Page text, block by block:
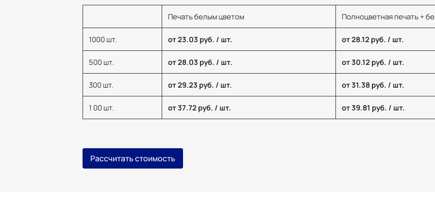
Печать белым цветом Полноцветная печать +
1000 шт. от 23.03 руб. / шт. от 28.12 руб. / шт.
500 шт. от 28.03 руб. / шт. от 30.12 руб. / шт.
300 шт. от 29.23 руб. / шт. от 31.38 руб. / шт.
1 00 шт. от 37.72 руб. / шт. от 39.81 руб. / шт.
Рассчитать стоимость